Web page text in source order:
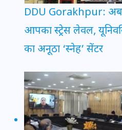
DDU Gorakhpur: अब
आपका स्ट्रेस लेवल,
का अनूठा ‘स्नेह’ सेंटर